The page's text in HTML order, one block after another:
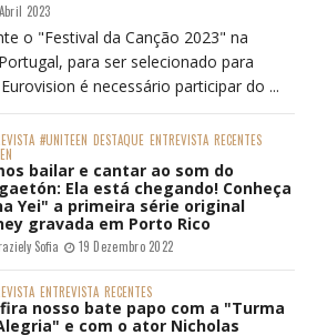
2023
o "Festival da Canção 2023" na
para ser selecionado para
é necessário participar do ...
#UNITEEN DESTAQUE ENTREVISTA RECENTES
bailar e cantar ao som do
Ela está chegando! Conheça
Yei" a primeira série original
gravada em Porto Rico
Sofia 19 Dezembro 2022
ENTREVISTA RECENTES
nosso bate papo com a "Turma
e com o ator Nicholas